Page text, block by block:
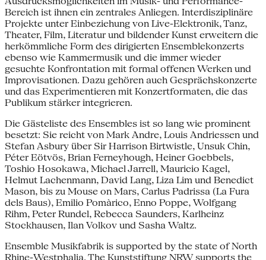
Bereich ist ihnen ein zentrales Anliegen. Interdisziplinäre
Projekte unter Einbeziehung von Live-Elektronik, Tanz,
Theater, Film, Literatur und bildender Kunst erweitern die
herkömmliche Form des dirigierten Ensemblekonzerts
ebenso wie Kammermusik und die immer wieder
gesuchte Konfrontation mit formal offenen Werken und
Improvisationen. Dazu gehören auch Gesprächskonzerte
und das Experimentieren mit Konzertformaten, die das
Publikum stärker integrieren.
Die Gästeliste des Ensembles ist so lang wie prominent
besetzt: Sie reicht von Mark Andre, Louis Andriessen und
Stefan Asbury über Sir Harrison Birtwistle, Unsuk Chin,
Péter Eötvös, Brian Ferneyhough, Heiner Goebbels,
Toshio Hosokawa, Michael Jarrell, Mauricio Kagel,
Helmut Lachenmann, David Lang, Liza Lim und Benedict
Mason, bis zu Mouse on Mars, Carlus Padrissa (La Fura
dels Baus), Emilio Pomàrico, Enno Poppe, Wolfgang
Rihm, Peter Rundel, Rebecca Saunders, Karlheinz
Stockhausen, Ilan Volkov und Sasha Waltz.
Ensemble Musikfabrik is supported by the state of North
Rhine-Westphalia. The Kunststiftung NRW supports the